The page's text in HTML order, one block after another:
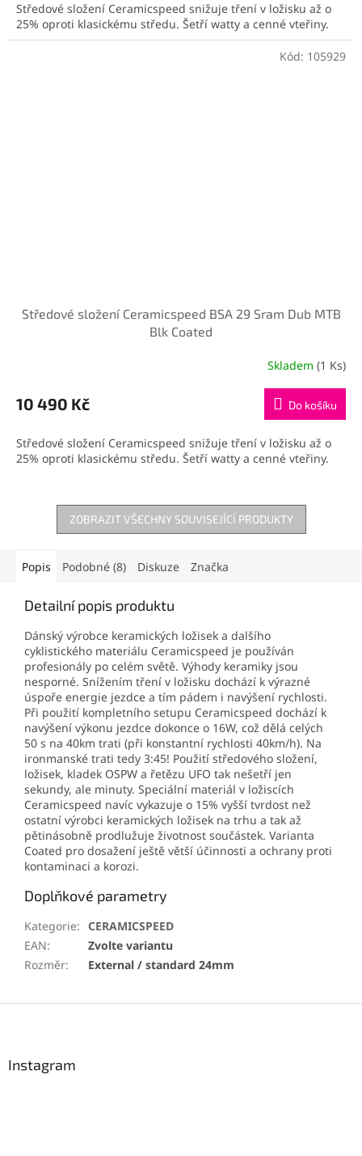
Středové složení Ceramicspeed snižuje tření v ložisku až o
25% oproti klasickému středu. Šetří watty a cenné vteřiny.
Středové složení Ceramicspeed BSA 29 Sram Dub MTB
Blk Coated
Skladem (1 Ks)
10 490 Kč Do košíku
Středové složení Ceramicspeed snižuje tření v ložisku až o
25% oproti klasickému středu. Šetří watty a cenné vteřiny.
Kód: 105929
ZOBRAZIT VŠECHNY SOUVISEJÍCÍ PRODUKTY
Popis Podobné (8) Diskuze Značka
Detailní popis produktu
Dánský výrobce keramických ložisek a dalšího
cyklistického materiálu Ceramicspeed je používán
profesionály po celém světě. Výhody keramiky jsou
nesporné. Snížením tření v ložisku dochází k výrazné
úspoře energie jezdce a tím pádem i navýšení rychlosti.
Při použití kompletního setupu Ceramicspeed dochází k
navýšení výkonu jezdce dokonce o 16W, což dělá celých
50 s na 40km trati (při konstantní rychlosti 40km/h). Na
ironmanské trati tedy 3:45! Použití středového složení,
ložisek, kladek OSPW a řetězu UFO tak nešetří jen
sekundy, ale minuty. Speciální materiál v ložiscích
Ceramicspeed navíc vykazuje o 15% vyšší tvrdost než
ostatní výrobci keramických ložisek na trhu a tak až
pětinásobně prodlužuje životnost součástek. Varianta
Coated pro dosažení ještě větší účinnosti a ochrany proti
kontaminaci a korozi.
Doplňkové parametry
Kategorie:
CERAMICSPEED
EAN:
Zvolte variantu
Rozměr: External / standard 24mm
Instagram